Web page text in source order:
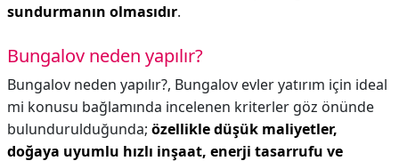
sundurmanın olmasıdır.
Bungalov neden yapılır?
Bungalov neden yapılır?, Bungalov evler yatırım için ideal
mi konusu bağlamında incelenen kriterler göz önünde
bulundurulduğunda; özellikle düşük maliyetler,
doğaya uyumlu hızlı inşaat, enerji tasarrufu ve